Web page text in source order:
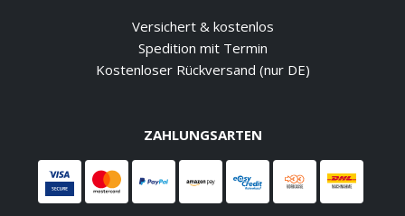
Versichert & kostenlos
Spedition mit Termin
Kostenloser Rückversand (nur DE)
ZAHLUNGSARTEN